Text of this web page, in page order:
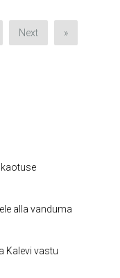
Next »
alla vanduma
Kalevi vastu